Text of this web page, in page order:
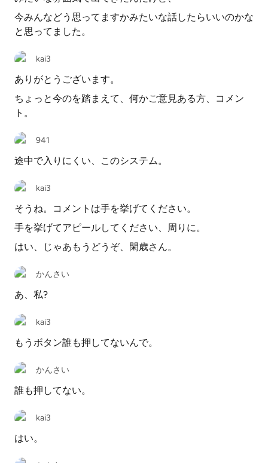
今みんなどう思ってますかみたいな話したらいいのかな
と思ってました。
kai3
ありがとうございます。
ちょっと今のを踏まえて、何かご意見ある方、コメン
ト。
941
途中で入りにくい、このシステム。
kai3
そうね。コメントは手を挙げてください。
手を挙げてアピールしてください、周りに。
はい、じゃあもうどうぞ、閑歳さん。
かんさい
あ、私?
kai3
もうボタン誰も押してないんで。
かんさい
誰も押してない。
kai3
はい。